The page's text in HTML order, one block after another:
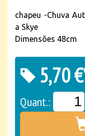
chapeu -Chuva
a Skye
Dimensões 48cm
5,70
Quant.: